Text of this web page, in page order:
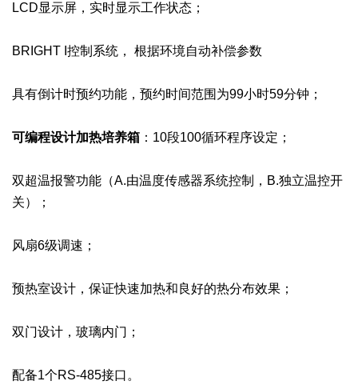
LCD显示屏，实时显示工作状态；
BRIGHT I控制系统， 根据环境自动补偿参数
具有倒计时预约功能，预约时间范围为99小时59分钟；
可编程设计加热培养箱 ：10段100循环程序设定；
双超温报警功能（A.由温度传感器系统控制，B.独立温控开
关）；
风扇6级调速；
预热室设计，保证快速加热和良好的热分布效果；
双门设计，玻璃内门；
配备1个RS-485接口。